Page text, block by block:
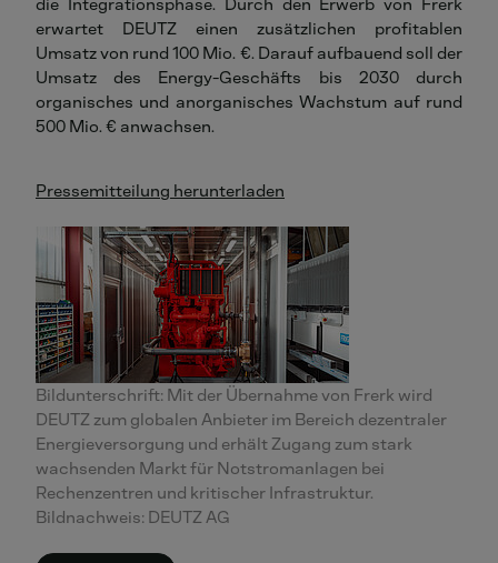
erwartet DEUTZ einen zusätzlichen profitablen
Umsatz von rund 100 Mio. €. Darauf aufbauend soll der
Umsatz des Energy-Geschäfts bis 2030 durch
organisches und anorganisches Wachstum auf rund
500 Mio. € anwachsen.
Pressemitteilung herunterladen
Bildunterschrift: Mit der Übernahme von Frerk wird
DEUTZ zum globalen Anbieter im Bereich dezentraler
Energieversorgung und erhält Zugang zum stark
wachsenden Markt für Notstromanlagen bei
Rechenzentren und kritischer Infrastruktur.
Bildnachweis: DEUTZ AG